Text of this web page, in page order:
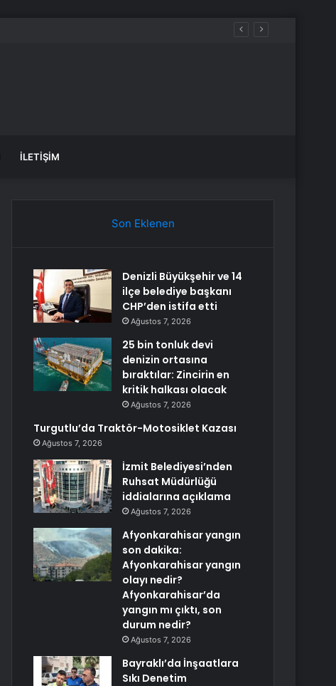
İLETIŞIM
Son Eklenen
Denizli Büyükşehir ve 14
ilçe belediye başkanı
CHP’den istifa etti
Ağustos 7, 2026
25 bin tonluk devi
denizin ortasına
bıraktılar: Zincirin en
kritik halkası olacak
Ağustos 7, 2026
Turgutlu’da Traktör-Motosiklet Kazası
Ağustos 7, 2026
İzmit Belediyesi’nden
Ruhsat Müdürlüğü
iddialarına açıklama
Ağustos 7, 2026
Afyonkarahisar yangın
son dakika:
Afyonkarahisar yangın
olayı nedir?
Afyonkarahisar’da
yangın mı çıktı, son
durum nedir?
Ağustos 7, 2026
Bayraklı’da İnşaatlara
Sıkı Denetim